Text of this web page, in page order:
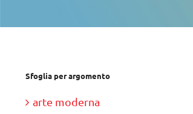
Sfoglia per argomento
arte moderna